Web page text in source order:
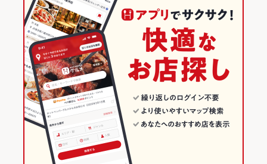
和食全般
豊田市 × 和食
豊田市 × 和食全般
豊田市駅 × 和食
豊田市駅 × 和食全般
愛知 × 居酒屋
愛知 × 和風
愛知 × 和食
愛知 × 和食全般
豊田市のグルメランキング
豊田市の居酒屋ランキング
豊田市駅のグルメランキング
豊田市駅の居酒屋ランキング